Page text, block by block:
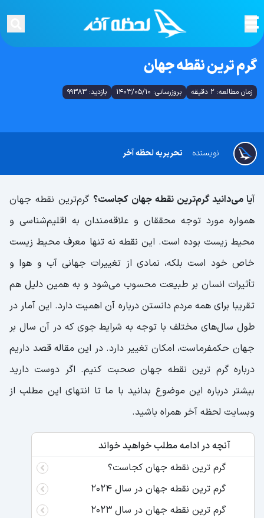
گرم ترین نقطه جهان
زمان مطالعه: 2 دقیقه بروزرسانی: 1403/05/10 بازدید: 99383
تحریریه لحظه آخر نویسنده
آیا می‌دانید گرم‌ترین نقطه جهان کجاست؟ گرم‌ترین نقطه جهان
همواره مورد توجه محققان و علاقه‌مندان به اقلیم‌شناسی و
محیط زیست بوده است. این نقطه نه تنها معرف محیط زیست
خاص خود است بلکه، نمادی از تغییرات جهانی آب و هوا و
تأثیرات انسان بر طبیعت محسوب می‌شود و به همین دلیل هم
تقریبا برای همه مردم دانستن درباره آن اهمیت دارد. این آمار در
طول سال‌های مختلف با توجه به شرایط جوی که در آن سال بر
جهان حکمفرماست، امکان تغییر دارد. در این مقاله قصد داریم
درباره گرم ترین نقطه جهان صحبت کنیم. اگر دوست دارید
بیشتر درباره این موضوع بدانید با ما تا انتهای این مطلب از
وبسایت لحظه آخر همراه باشید.
آنچه در ادامه مطلب خواهید خواند
گرم ترین نقطه جهان کجاست؟
گرم ترین نقطه جهان در سال 2024
گرم ترین نقطه جهان در سال ۲۰۲۳